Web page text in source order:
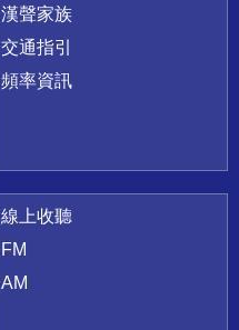
漢聲家族
交通指引
頻率資訊
線上收聽
FM
AM